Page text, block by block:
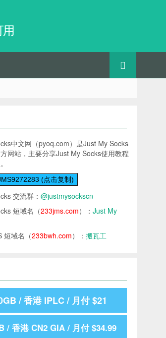
中文网（pyoq.com）是Just My Socks
网站，主要分享Just My Socks使用教程
(点击复制)
交流群： @justmysockscn
短域名（233jms.com）： Just My
短域名（233bwh.com）： 搬瓦工
/ 香港 IPLC / 月付 $21
/ 香港 CN2 GIA / 月付 $34.99